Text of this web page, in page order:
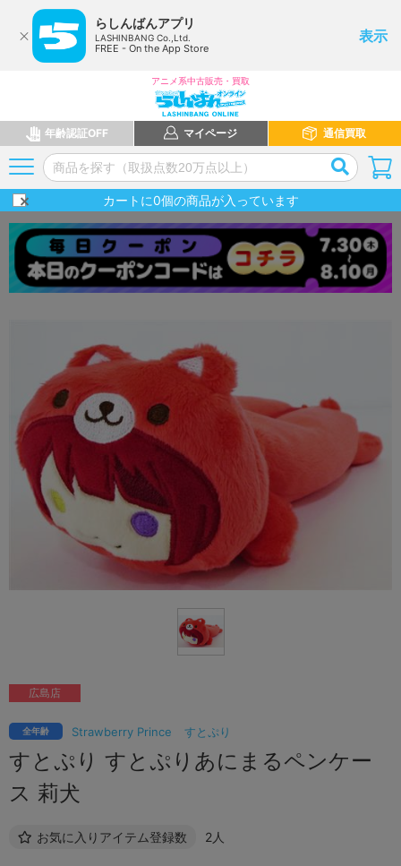
らしんばんアプリ
LASHINBANG Co.,Ltd.
FREE - On the App Store
表示
アニメ系中古販売・買取
年齢認証OFF マイページ 通信買取
カートに0個の商品が入っています
Strawberry Prince すとぷり
全年齢
すとぷり すとぷりあにまるペンケー
ス 莉犬
お気に入りアイテム登録数 2人
広島店